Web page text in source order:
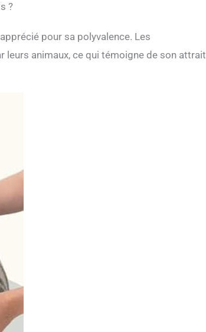
?
pour sa polyvalence. Les
leurs animaux, ce qui témoigne de son attrait